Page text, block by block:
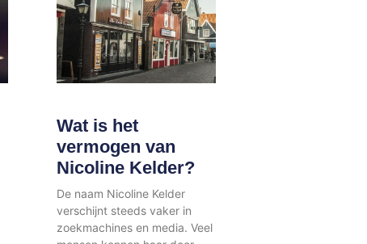
Wat is het
vermogen van
Nicoline Kelder?
De naam Nicoline Kelder
verschijnt steeds vaker in
zoekmachines en media. Veel